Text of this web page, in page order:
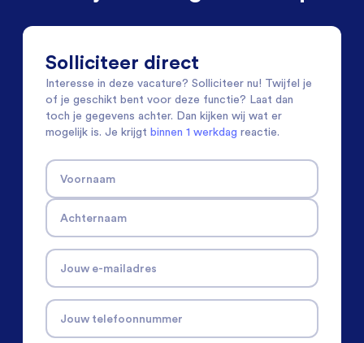
Solliciteer direct
Interesse in deze vacature? Solliciteer nu! Twijfel je
of je geschikt bent voor deze functie? Laat dan
toch je gegevens achter. Dan kijken wij wat er
mogelijk is. Je krijgt binnen 1 werkdag reactie.
Voornaam
Achternaam
Jouw e-mailadres
Jouw telefoonnummer